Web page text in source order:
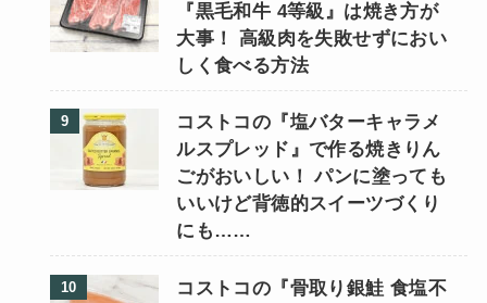
『黒毛和牛 4等級』は焼き方が
大事！ 高級肉を失敗せずにおい
しく食べる方法
コストコの『塩バターキャラメ
ルスプレッド』で作る焼きりん
ごがおいしい！ パンに塗っても
いいけど背徳的スイーツづくり
にも……
コストコの『骨取り銀鮭 食塩不